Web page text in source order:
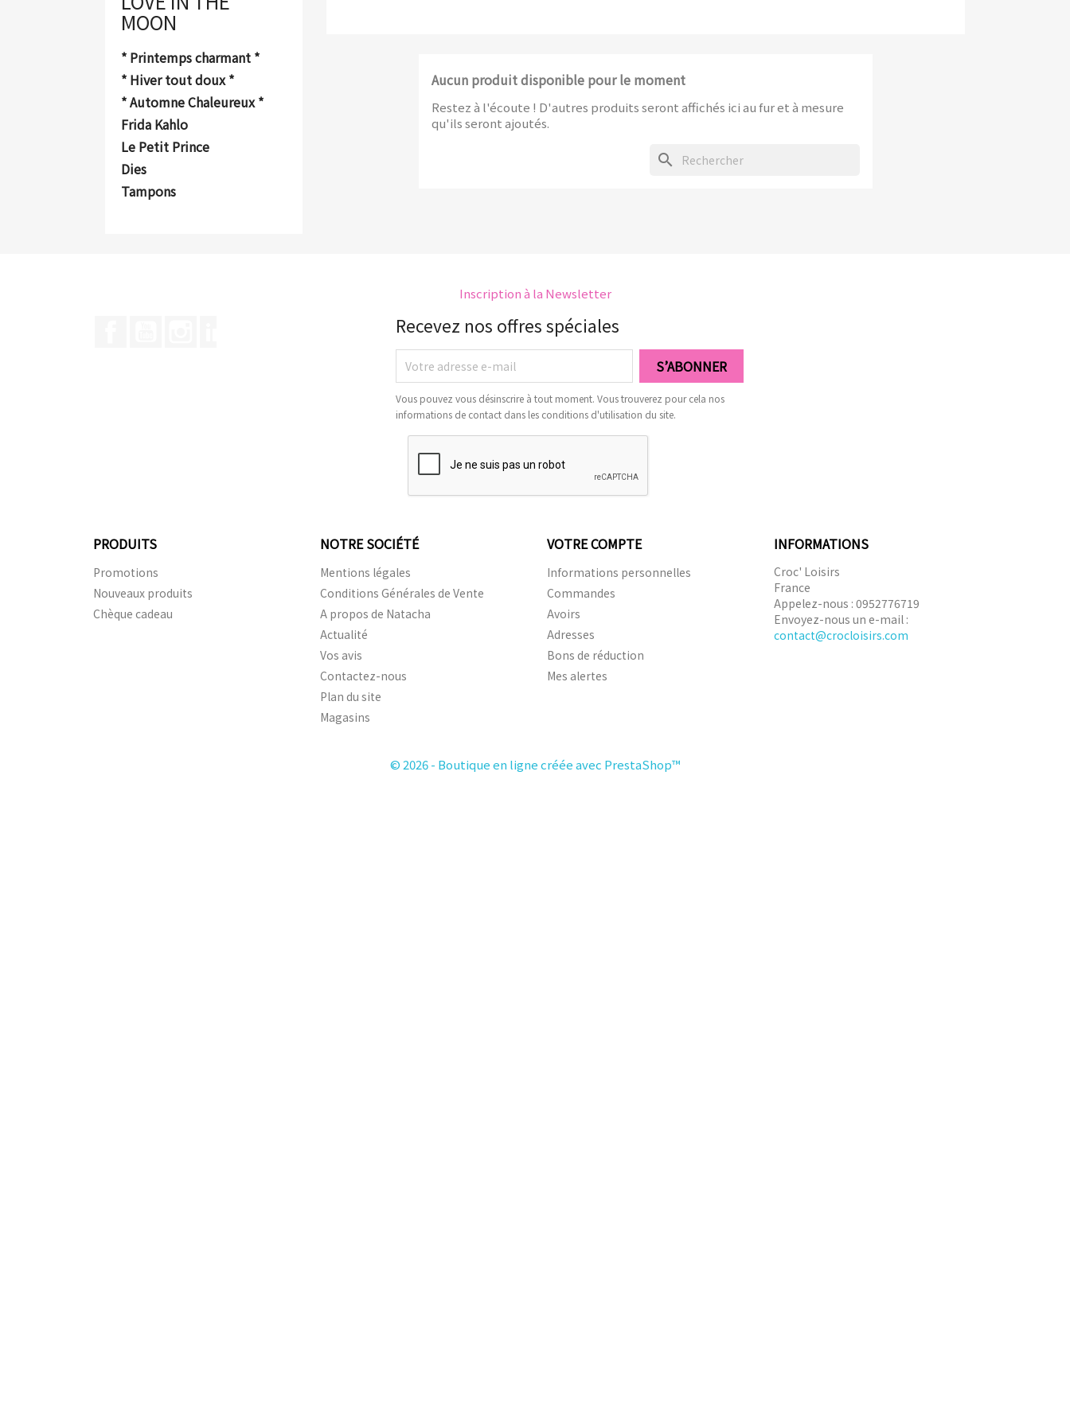
MOON
* Printemps charmant *
* Hiver tout doux *
* Automne Chaleureux *
Frida Kahlo
Le Petit Prince
Dies
Tampons
Aucun produit disponible pour le moment
Restez à l'écoute ! D'autres produits seront affichés ici au fur et à mesure
qu'ils seront ajoutés.
search
Inscription à la Newsletter
Recevez nos offres spéciales
Vous pouvez vous désinscrire à tout moment. Vous trouverez pour cela nos
informations de contact dans les conditions d'utilisation du site.
PRODUITS
Promotions
Nouveaux produits
Chèque cadeau
NOTRE SOCIÉTÉ
Mentions légales
Conditions Générales de Vente
A propos de Natacha
Actualité
Vos avis
Contactez-nous
Plan du site
Magasins
VOTRE COMPTE
Informations personnelles
Commandes
Avoirs
Adresses
Bons de réduction
Mes alertes
INFORMATIONS
Croc' Loisirs
France
Appelez-nous : 0952776719
Envoyez-nous un e-mail :
contact@crocloisirs.com
© 2026 - Boutique en ligne créée avec PrestaShop™